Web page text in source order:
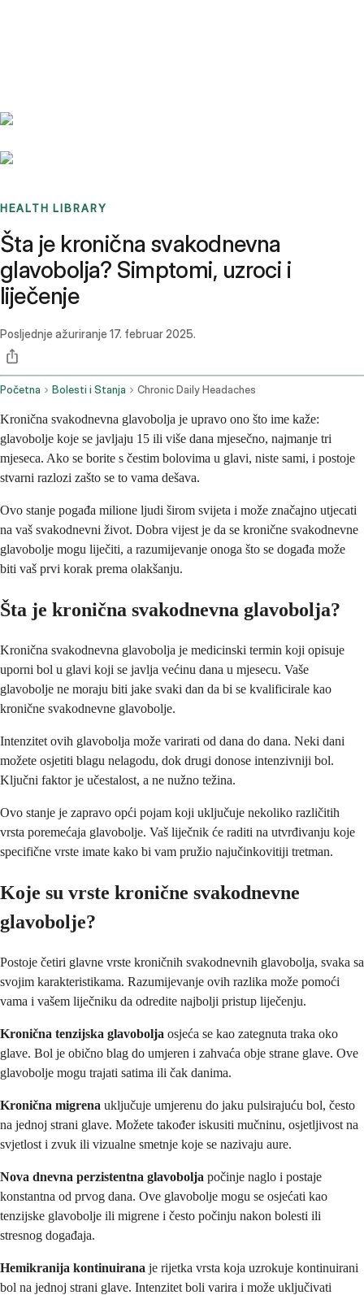
HEALTH LIBRARY
Šta je kronična svakodnevna
glavobolja? Simptomi, uzroci i
liječenje
Posljednje ažuriranje 17. februar 2025.
Početna Bolesti i Stanja Chronic Daily Headaches
Kronična svakodnevna glavobolja je upravo ono što ime kaže:
glavobolje koje se javljaju 15 ili više dana mjesečno, najmanje tri
mjeseca. Ako se borite s čestim bolovima u glavi, niste sami, i postoje
stvarni razlozi zašto se to vama dešava.
Ovo stanje pogađa milione ljudi širom svijeta i može značajno utjecati
na vaš svakodnevni život. Dobra vijest je da se kronične svakodnevne
glavobolje mogu liječiti, a razumijevanje onoga što se događa može
biti vaš prvi korak prema olakšanju.
Šta je kronična svakodnevna glavobolja?
Kronična svakodnevna glavobolja je medicinski termin koji opisuje
uporni bol u glavi koji se javlja većinu dana u mjesecu. Vaše
glavobolje ne moraju biti jake svaki dan da bi se kvalificirale kao
kronične svakodnevne glavobolje.
Intenzitet ovih glavobolja može varirati od dana do dana. Neki dani
možete osjetiti blagu nelagodu, dok drugi donose intenzivniji bol.
Ključni faktor je učestalost, a ne nužno težina.
Ovo stanje je zapravo opći pojam koji uključuje nekoliko različitih
vrsta poremećaja glavobolje. Vaš liječnik će raditi na utvrđivanju koje
specifične vrste imate kako bi vam pružio najučinkovitiji tretman.
Koje su vrste kronične svakodnevne
glavobolje?
Postoje četiri glavne vrste kroničnih svakodnevnih glavobolja, svaka sa
svojim karakteristikama. Razumijevanje ovih razlika može pomoći
vama i vašem liječniku da odredite najbolji pristup liječenju.
Kronična tenzijska glavobolja osjeća se kao zategnuta traka oko
glave. Bol je obično blag do umjeren i zahvaća obje strane glave. Ove
glavobolje mogu trajati satima ili čak danima.
Kronična migrena uključuje umjerenu do jaku pulsirajuću bol, često
na jednoj strani glave. Možete također iskusiti mučninu, osjetljivost na
svjetlost i zvuk ili vizualne smetnje koje se nazivaju aure.
Nova dnevna perzistentna glavobolja počinje naglo i postaje
konstantna od prvog dana. Ove glavobolje mogu se osjećati kao
tenzijske glavobolje ili migrene i često počinju nakon bolesti ili
stresnog događaja.
Hemikranija kontinuirana je rijetka vrsta koja uzrokuje kontinuirani
bol na jednoj strani glave. Intenzitet boli varira i može uključivati